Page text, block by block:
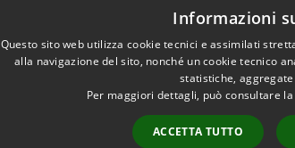
Informazioni
Questo sito web utilizza cookie tecnici e assimilati
alla navigazione del sito, nonché un cookie tecnico
statistiche,
Per maggiori dettagli, può consultare
ACCETTA TUTTO